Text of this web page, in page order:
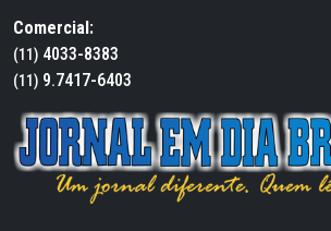
Comercial:
(11) 4033-8383
(11) 9.7417-6403